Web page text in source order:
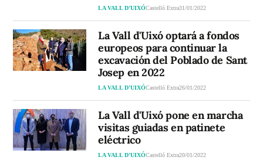
LA VALL D’UIXÓCastelló Extra31/01/2022
La Vall d'Uixó optará a fondos
europeos para continuar la
excavación del Poblado de Sant
Josep en 2022
LA VALL D’UIXÓCastelló Extra26/01/2022
La Vall d'Uixó pone en marcha
visitas guiadas en patinete
eléctrico
LA VALL D’UIXÓCastelló Extra20/01/2022